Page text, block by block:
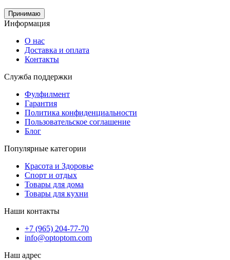
Принимаю
Информация
О нас
Доставка и оплата
Контакты
Служба поддержки
Фулфилмент
Гарантия
Политика конфиденциальности
Пользовательское соглашение
Блог
Популярные категории
Красота и Здоровье
Спорт и отдых
Товары для дома
Товары для кухни
Наши контакты
+7 (965) 204-77-70
info@optoptom.com
Наш адрес